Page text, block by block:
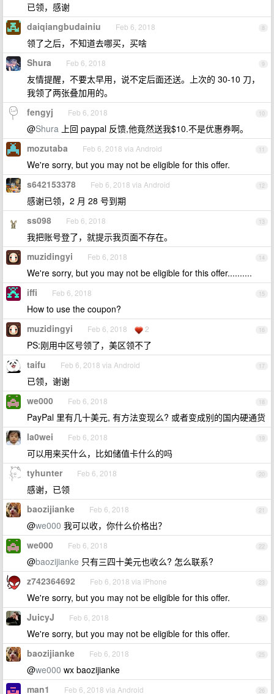
已领，感谢
8
daiqiangbudainiu Feb 6, 2018
领了之后，不知道去哪买，买啥
9
Shura Feb 6, 2018
友情提醒，不要太早用，说不定后面还送。上次的 30-10 刀，
我领了两张叠加用的。
10
fengyj Feb 6, 2018
@Shura 上回 paypal 反馈,他竟然送我$10.不是优惠券啊。
11
mozutaba Feb 6, 2018 via Android
We're sorry, but you may not be eligible for this offer.
12
s642153378 Feb 6, 2018 via Android
感谢已领，2 月 28 号到期
13
ss098 Feb 6, 2018
我把账号登了，就提示我页面不存在。
14
muzidingyi Feb 6, 2018
We're sorry, but you may not be eligible for this offer..........
15
iffi Feb 6, 2018
How to use the coupon?
16
muzidingyi Feb 6, 2018 2
PS:刚用中区号领了，美区领不了
17
taifu Feb 6, 2018 via Android
已领，谢谢
18
we000 Feb 6, 2018
PayPal 里有几十美元, 有方法变现么? 或者变成别的国内硬通货
19
la0wei Feb 6, 2018
可以用来买什么，比如储值卡什么的吗
20
tyhunter Feb 6, 2018
感谢，已领
21
baozijianke Feb 6, 2018
@we000 我可以收，你什么价格出？
22
we000 Feb 6, 2018
@baozijianke 只有三四十美元也收么? 怎么联系?
23
z742364692 Feb 6, 2018 via iPhone
We're sorry, but you may not be eligible for this offer.
24
JuicyJ Feb 6, 2018
We're sorry, but you may not be eligible for this offer.
25
baozijianke Feb 6, 2018
@we000 wx baozijianke
26
man1 Feb 6, 2018 via Android